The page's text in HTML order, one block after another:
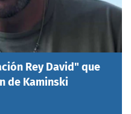
Rey David" que
de Kaminski